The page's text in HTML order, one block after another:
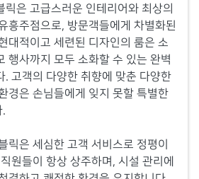
릭은 고급스러운 인테리어와 최상의
흥주점으로, 방문객들에게 차별화된
대적이고 세련된 디자인의 룸은 소
행사까지 모두 소화할 수 있는 완벽
. 고객의 다양한 취향에 맞춘 다양한
경은 손님들에게 잊지 못할 특별한
.
릭은 세심한 고객 서비스로 정평이
원들이 항상 상주하며, 시설 관리에